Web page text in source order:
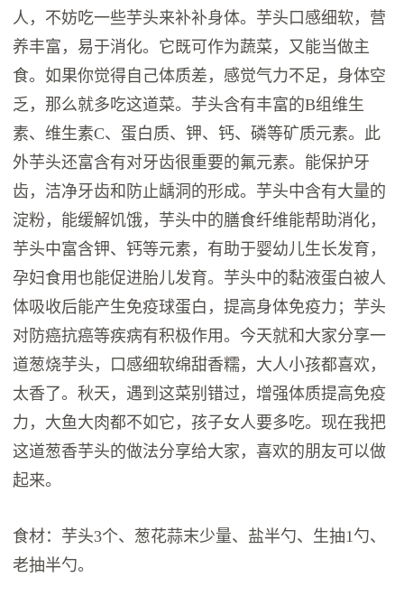
人，不妨吃一些芋头来补补身体。芋头口感细软，营
养丰富，易于消化。它既可作为蔬菜，又能当做主
食。如果你觉得自己体质差，感觉气力不足，身体空
乏，那么就多吃这道菜。芋头含有丰富的B组维生
素、维生素C、蛋白质、钾、钙、磷等矿质元素。此
外芋头还富含有对牙齿很重要的氟元素。能保护牙
齿，洁净牙齿和防止龋洞的形成。芋头中含有大量的
淀粉，能缓解饥饿，芋头中的膳食纤维能帮助消化，
芋头中富含钾、钙等元素，有助于婴幼儿生长发育，
孕妇食用也能促进胎儿发育。芋头中的黏液蛋白被人
体吸收后能产生免疫球蛋白，提高身体免疫力；芋头
对防癌抗癌等疾病有积极作用。今天就和大家分享一
道葱烧芋头，口感细软绵甜香糯，大人小孩都喜欢，
太香了。秋天，遇到这菜别错过，增强体质提高免疫
力，大鱼大肉都不如它，孩子女人要多吃。现在我把
这道葱香芋头的做法分享给大家，喜欢的朋友可以做
起来。
食材：芋头3个、葱花蒜末少量、盐半勺、生抽1勺、
老抽半勺。